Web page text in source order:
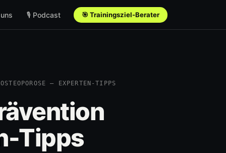
🎙 Podcast 🎯 Trainingsziel-Berater
– EXPERTEN-TIPPS
Tipps